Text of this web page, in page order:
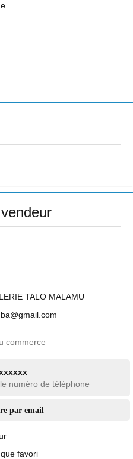
TALO MALAMU
commerce
numéro de téléphone
par email
favori